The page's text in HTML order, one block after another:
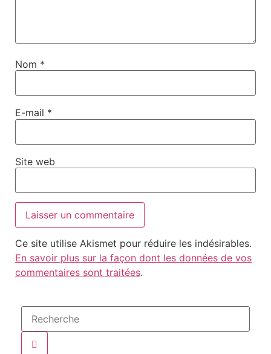
Nom *
E-mail *
Site web
Ce site utilise Akismet pour réduire les indésirables.
En savoir plus sur la façon dont les données de vos
commentaires sont traitées.